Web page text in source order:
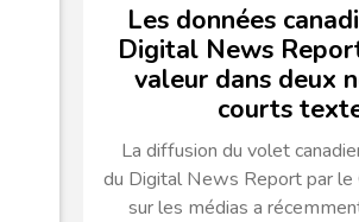
Les données
Digital News
valeur dans deux
courts
La diffusion du volet
du Digital News Report par le
sur les médias a